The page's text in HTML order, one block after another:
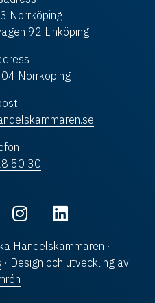
Norrköping
92 Linköping
Norrköping
50 30
Handelskammaren ·
· Design och utveckling av